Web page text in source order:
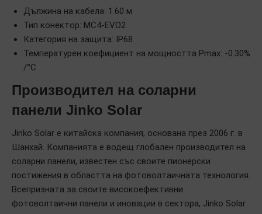
Дължина на кабела: 1.60 м
Тип конектор: MC4-EVO2
Категория на защита: IP68
Температурен коефициент на мощността Pmax: -0.30%
/°C
Производител на соларни
панели Jinko Solar
Jinko Solar е китайска компания, основана през 2006 г. в
Шанхай. Компанията е водещ глобален производител на
соларни панели, известен със своите пионерски
постижения в областта на фотоволтаичната технология.
Всепризната за своите високоефективни
фотоволтаични панели и иновации в сектора, Jinko Solar